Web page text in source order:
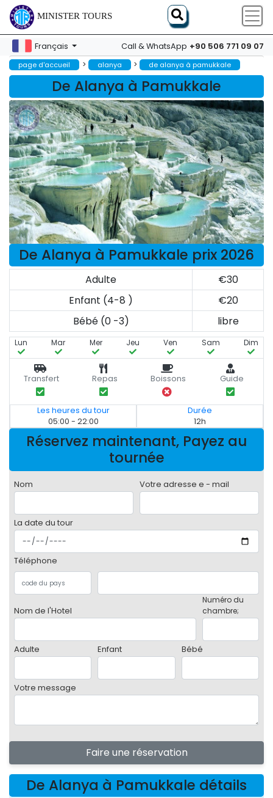
MINISTER TOURS
Français Call & WhatsApp +90 506 771 09 07
page d'accueil > alanya > de alanya à pamukkale
De Alanya à Pamukkale
De Alanya à Pamukkale prix 2026
Adulte
€30
Enfant (4-8 )
€20
Bébé (0 -3)
libre
Lun Mar Mer Jeu Ven Sam Dim
Transfert Repas Boissons Guide
Les heures du tour
05:00 - 22:00
Durée
12h
Réservez maintenant, Payez au
tournée
Nom Votre adresse e - mail
La date du tour
Téléphone
Nom de l'Hotel
Numéro du
chambre;
Adulte Enfant Bébé
Votre message
Faire une réservation
De Alanya à Pamukkale détails